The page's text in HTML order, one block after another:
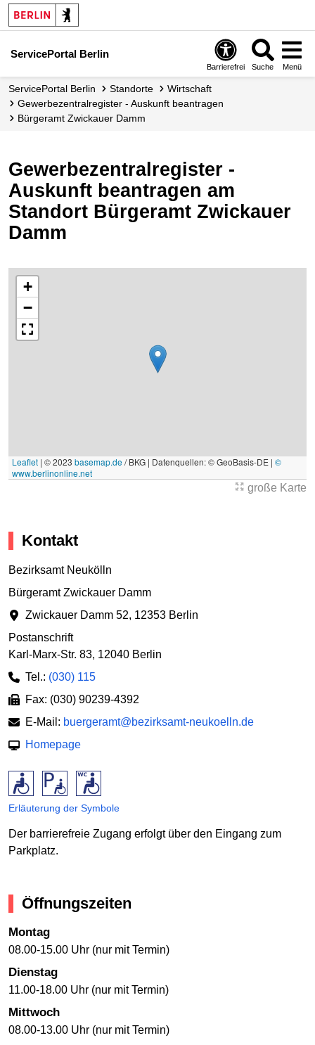
ServicePortal Berlin
Barrierefrei Suche Menü
ServicePortal Berlin Standorte
Wirtschaft
Gewerbezentralregister - Auskunft beantragen
Bürgeramt Zwickauer Damm
Gewerbezentralregister -
Auskunft beantragen am
Standort Bürgeramt Zwickauer
Damm
+
−
Leaflet | © 2023 basemap.de/ BKG | Datenquellen: © GeoBasis-DE | ©
www.berlinonline.net
große Karte
Kontakt
Bezirksamt Neukölln
Bürgeramt Zwickauer Damm
Zwickauer Damm 52, 12353 Berlin
Postanschrift
Karl-Marx-Str. 83, 12040 Berlin
Tel.: (030) 115
Fax: (030) 90239-4392
E-Mail: buergeramt@bezirksamt-neukoelln.de
Homepage
Erläuterung der Symbole
Der barrierefreie Zugang erfolgt über den Eingang zum
Parkplatz.
Öffnungszeiten
Montag
08.00-15.00 Uhr (nur mit Termin)
Dienstag
11.00-18.00 Uhr (nur mit Termin)
Mittwoch
08.00-13.00 Uhr (nur mit Termin)